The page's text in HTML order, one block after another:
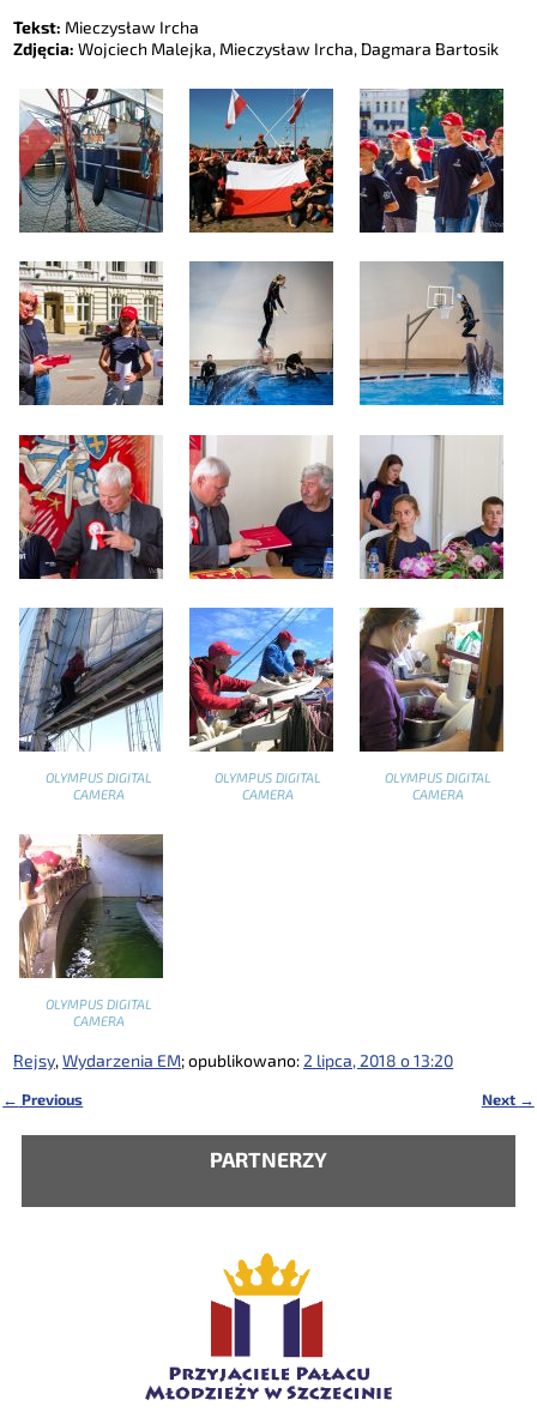
Tekst: Mieczysław Ircha
Zdjęcia: Wojciech Malejka, Mieczysław Ircha, Dagmara Bartosik
OLYMPUS DIGITAL
CAMERA
OLYMPUS DIGITAL
CAMERA
OLYMPUS DIGITAL
CAMERA
OLYMPUS DIGITAL
CAMERA
Rejsy,Wydarzenia EM; opublikowano: 2 lipca, 2018 o 13:20
← Previous Next →
PARTNERZY